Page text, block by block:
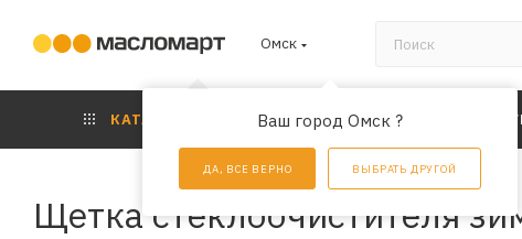
Омск
Ваш город Омск ?
ДА, ВСЕ ВЕРНО ВЫБРАТЬ ДРУГОЙ
КАТАЛОГ АКЦИИ
Щетка стеклоочистителя